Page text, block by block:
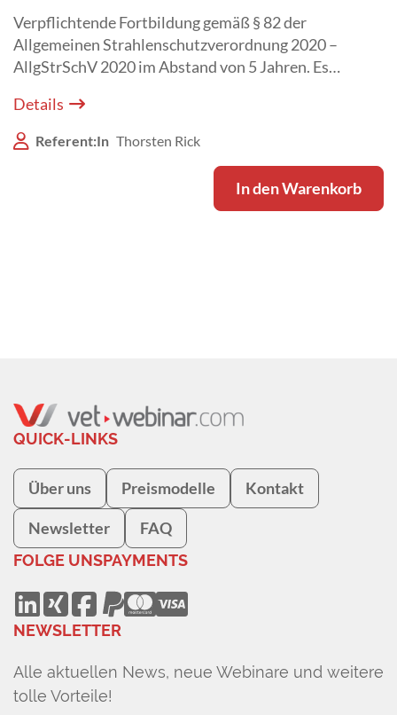
Verpflichtende Fortbildung gemäß § 82 der
Allgemeinen Strahlenschutzverordnung 2020 –
AllgStrSchV 2020 im Abstand von 5 Jahren. Es
29. September 2026.
Details
Referent:In Thorsten Rick
In den Warenkorb
QUICK-LINKS
Über uns Preismodelle Kontakt
Newsletter FAQ
FOLGE UNSPAYMENTS
NEWSLETTER
Alle aktuellen News, neue Webinare und weitere
tolle Vorteile!